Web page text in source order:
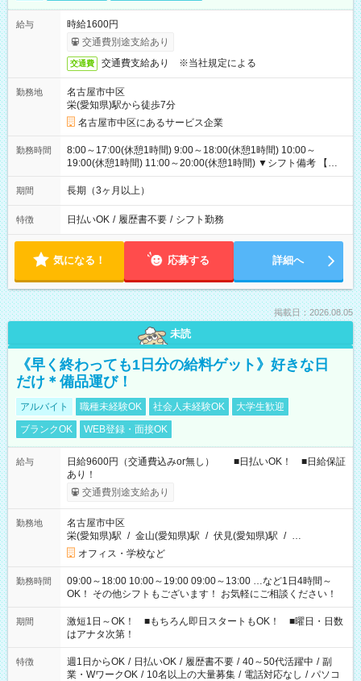
給与
時給1600円
交通費別途支給あり
交通費 交通費支給あり ※当社規定による
勤務地
名古屋市中区
栄(愛知県)駅から徒歩7分
名古屋市中区にあるサービス企業
勤務時間
8:00～17:00(休憩1時間) 9:00～18:00(休憩1時間) 10:00～
19:00(休憩1時間) 11:00～20:00(休憩1時間) ▼シフト備考 【長
期休暇シフト】長期休暇：振り替え出勤なし（したい方相談
OK）年末年始：毎年11月に決定（基本は長期休暇になりま
受付可）夏季休暇（お盆）：暦通り（休み希望あれば受付可）
期間 長期（3ヶ月以上）
特徴 日払いOK / 履歴書不要 / シフト勤務
気になる！ 応募する 詳細へ
掲載日：2026.08.05
未読
《早く終わっても1日分の給料ゲット》好きな日
だけ＊備品運び！
アルバイト 職種未経験OK 社会人未経験OK
大学生歓迎
ブランクOK
WEB登録・面接OK
給与
日給9600円（交通費込みor無し） ■日払いOK！ ■日給保証
あり！
交通費別途支給あり
勤務地
名古屋市中区
栄(愛知県)駅 / 金山(愛知県)駅 / 伏見(愛知県)駅 / …
オフィス・学校など
勤務時間
09:00～18:00 10:00～19:00 09:00～13:00 …など1日4時間～
OK！ その他シフトもございます！ お気軽にご相談ください！
期間
激短1日～OK！ ■もちろん即日スタートもOK！ ■曜日・日数
はアナタ次第！
特徴 週1日からOK / 日払いOK / 履歴書不要 / 40～50代活躍中 / 副
業・WワークOK / 10名以上の大量募集 / 電話対応なし / パソコ